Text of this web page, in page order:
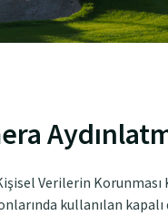
Verilerin Korunması
kullanılan